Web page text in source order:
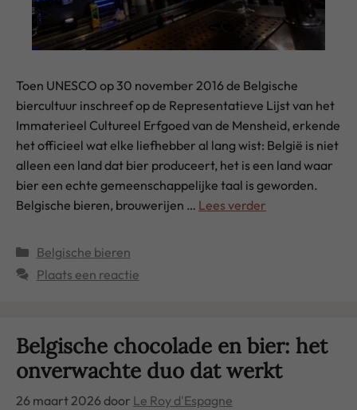
Toen UNESCO op 30 november 2016 de Belgische
biercultuur inschreef op de Representatieve Lijst van het
Immaterieel Cultureel Erfgoed van de Mensheid, erkende
het officieel wat elke liefhebber al lang wist: België is niet
alleen een land dat bier produceert, het is een land waar
bier een echte gemeenschappelijke taal is geworden.
Belgische bieren, brouwerijen … Lees verder
Categorieën
Belgische bieren
Plaats een reactie
Belgische chocolade en bier: het
onverwachte duo dat werkt
26 maart 2026door Le Roy d'Espagne